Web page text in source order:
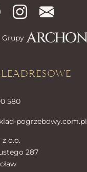
Grupy
580
pogrzebowy.com.pl
o.o.
287